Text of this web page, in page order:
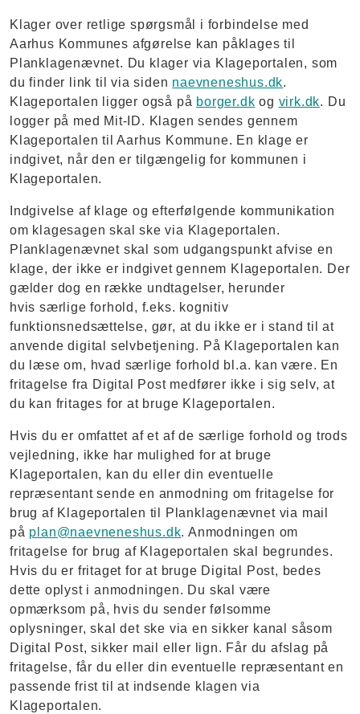
Klager over retlige spørgsmål i forbindelse med
Aarhus Kommunes afgørelse kan påklages til
Planklagenævnet. Du klager via Klageportalen, som
du finder link til via siden naevneneshus.dk.
Klageportalen ligger også på borger.dk og virk.dk. Du
logger på med Mit-ID. Klagen sendes gennem
Klageportalen til Aarhus Kommune. En klage er
indgivet, når den er tilgængelig for kommunen i
Klageportalen.
Indgivelse af klage og efterfølgende kommunikation
om klagesagen skal ske via Klageportalen.
Planklagenævnet skal som udgangspunkt afvise en
klage, der ikke er indgivet gennem Klageportalen. Der
gælder dog en række undtagelser, herunder
hvis særlige forhold, f.eks. kognitiv
funktionsnedsættelse, gør, at du ikke er i stand til at
anvende digital selvbetjening. På Klageportalen kan
du læse om, hvad særlige forhold bl.a. kan være. En
fritagelse fra Digital Post medfører ikke i sig selv, at
du kan fritages for at bruge Klageportalen.
Hvis du er omfattet af et af de særlige forhold og trods
vejledning, ikke har mulighed for at bruge
Klageportalen, kan du eller din eventuelle
repræsentant sende en anmodning om fritagelse for
brug af Klageportalen til Planklagenævnet via mail
på plan@naevneneshus.dk. Anmodningen om
fritagelse for brug af Klageportalen skal begrundes.
Hvis du er fritaget for at bruge Digital Post, bedes
dette oplyst i anmodningen. Du skal være
opmærksom på, hvis du sender følsomme
oplysninger, skal det ske via en sikker kanal såsom
Digital Post, sikker mail eller lign. Får du afslag på
fritagelse, får du eller din eventuelle repræsentant en
passende frist til at indsende klagen via
Klageportalen.